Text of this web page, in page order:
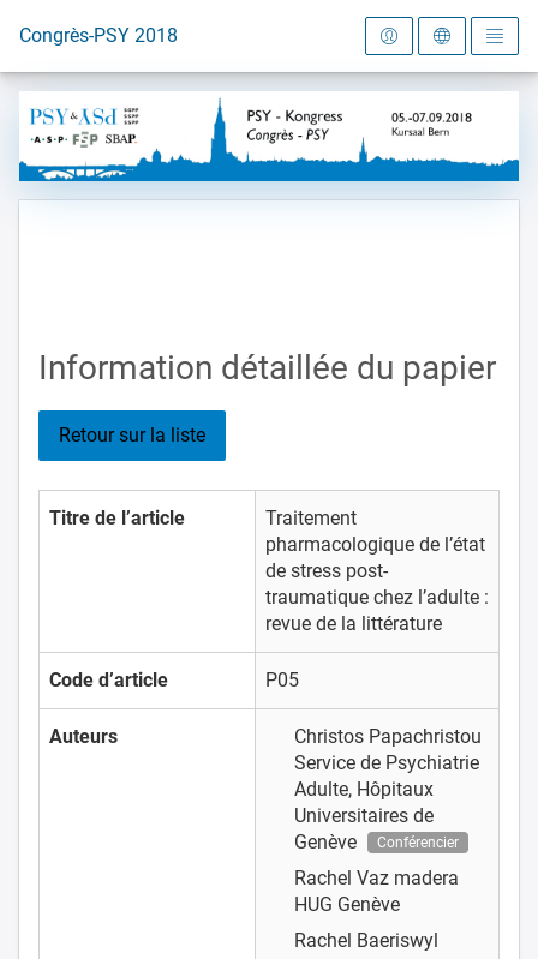
Vers la page d'accueil
Congrès-PSY 2018
Information détaillée du papier
Retour sur la liste
Titre de l’article
Traitement
pharmacologique de l’état
de stress post-
traumatique chez l’adulte :
revue de la littérature
Code d’article P05
Auteurs
Christos Papachristou
Service de Psychiatrie
Adulte, Hôpitaux
Universitaires de
Genève
Conférencier
Rachel Vaz madera
HUG Genève
Rachel Baeriswyl